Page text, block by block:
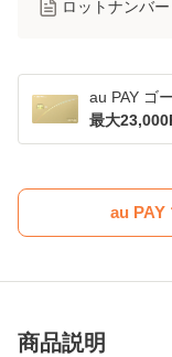
ロットナンバー
au PAY ゴ
最大
au PAY
商品説明